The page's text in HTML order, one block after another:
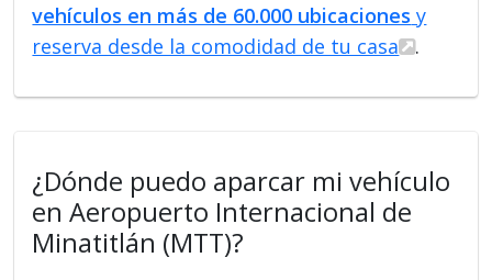
vehículos en más de 60.000 ubicaciones y
reserva desde la comodidad de tu casa
.
¿Dónde puedo aparcar mi vehículo
en Aeropuerto Internacional de
Minatitlán (MTT)?